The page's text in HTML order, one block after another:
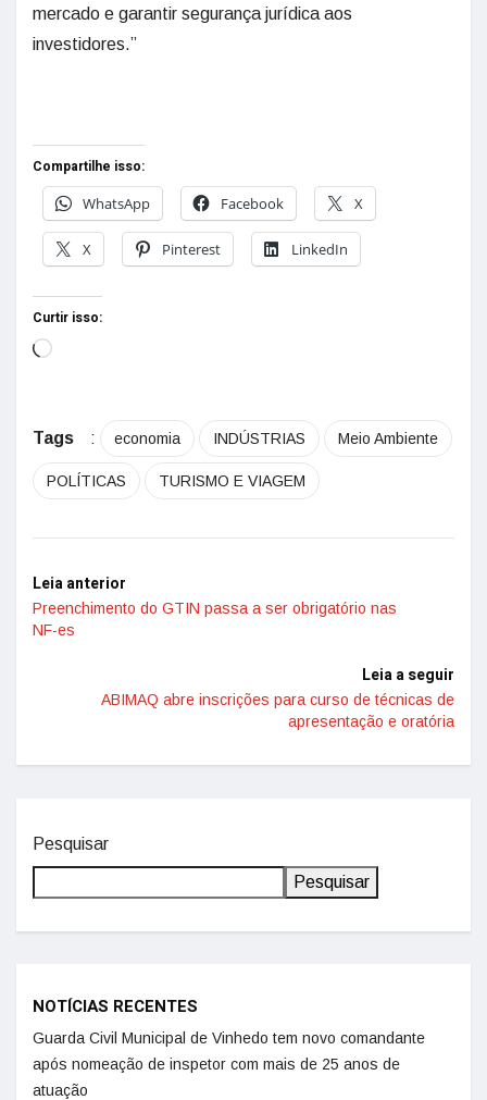
mercado e garantir segurança jurídica aos
investidores.”
Compartilhe isso:
WhatsApp
Facebook X
X Pinterest LinkedIn
Curtir isso:
Tags : economia INDÚSTRIAS Meio Ambiente
POLÍTICAS TURISMO E VIAGEM
Leia anterior
Preenchimento do GTIN passa a ser obrigatório nas
NF-es
Leia a seguir
ABIMAQ abre inscrições para curso de técnicas de
apresentação e oratória
Pesquisar
Pesquisar
NOTÍCIAS RECENTES
Guarda Civil Municipal de Vinhedo tem novo comandante
após nomeação de inspetor com mais de 25 anos de
atuação